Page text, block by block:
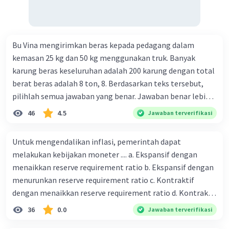
Bu Vina mengirimkan beras kepada pedagang dalam
kemasan 25 kg dan 50 kg menggunakan truk. Banyak
karung beras keseluruhan adalah 200 karung dengan total
berat beras adalah 8 ton, 8. Berdasarkan teks tersebut,
pilihlah semua jawaban yang benar. Jawaban benar lebih
dari satu. Banyak karung beras kemasan 25 kg adalah 50
buah. Banyak karung beras kemasan 50 kg adalah 150
ton. Perbandingan berat beras kemasan 25 kg dan 50 kg
dalam truk adalah 1: 3. 9. Berdasarkan teks tersebut, jika
biaya setiap beras karung kecil adalah Rp7.500 dan karung
besar Rp14.000, berapakah biaya angkut semua beras yang
harus dibayar oleh Bu Vina? A. Rp2.540.000 C. Rp2.312.000 B.
Rp2.475.000 D. Rp2.280.000
46 4.5 Jawaban terverifikasi
Untuk mengendalikan inflasi, pemerintah dapat
melakukan kebijakan moneter .... a. Ekspansif dengan
menaikkan reserve requirement ratio b. Ekspansif dengan
menurunkan reserve requirement ratio c. Kontraktif
dengan menaikkan reserve requirement ratio d. Kontraktif
dengan menurunkan reserve requirement ratio e.
Ekspansif dengan menaikkan tingkat diskonto Bila Bank
36 0.0 Jawaban terverifikasi